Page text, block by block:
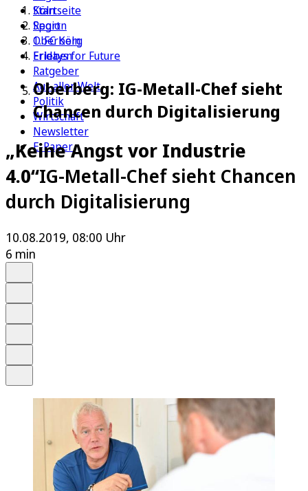
Köln
Sport
1. FC Köln
Erleben
Ratgeber
Aus aller Welt
Politik
Wirtschaft
Newsletter
E-Paper
Startseite
Region
Oberberg
Fridays for Future
Oberberg: IG-Metall-Chef sieht
Chancen durch Digitalisierung
„Keine Angst vor Industrie
4.0“IG-Metall-Chef sieht Chancen
durch Digitalisierung
10.08.2019, 08:00 Uhr
6 min